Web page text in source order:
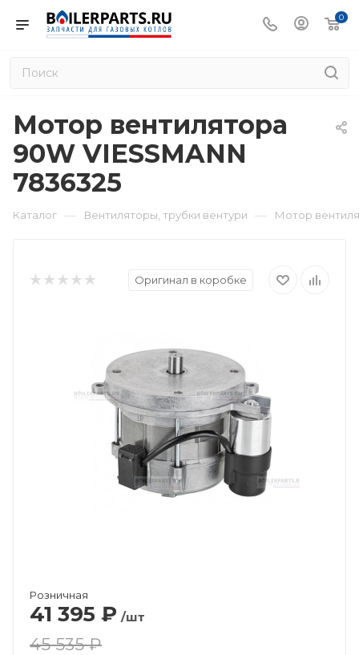
0
Мотор вентилятора
90W VIESSMANN
7836325
Каталог — Вентиляторы, трубки вентури — Мотор
Оригинал в коробке
Розничная
41 395 ₽ /шт
45 535 ₽